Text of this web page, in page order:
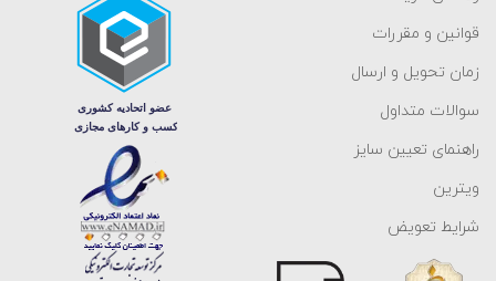
قوانین و مقررات
زمان تحویل و ارسال
سوالات متداول
راهنمای تعیین سایز
ویترین
شرایط تعویض